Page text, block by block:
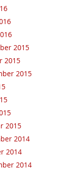
2015
2015
2015
2015
2014
2014
2014